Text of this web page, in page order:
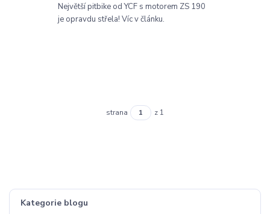
Kategorie blogu
Největší pitbike od YCF s motorem ZS 190
je opravdu střela! Víc v článku.
strana z 1